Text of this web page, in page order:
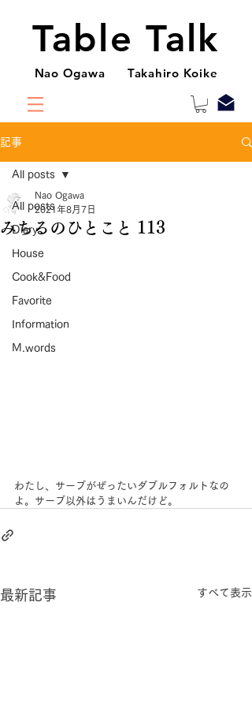
Table Talk
Nao Ogawa Takahiro Koike
記事
All posts
Diary
House
Cook&Food
Favorite
Information
M.words
All posts
みちるのひとこと 113
Nao Ogawa
2021年8月7日
わたし、サーブがぜったいダブルフォルトなの
よ。サーブ以外はうまいんだけど。
最新記事 すべて表示